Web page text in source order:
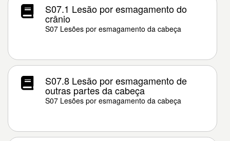
S07.1 Lesão por esmagamento do
crânio
S07 Lesões por esmagamento da cabeça
S07.8 Lesão por esmagamento de
outras partes da cabeça
S07 Lesões por esmagamento da cabeça